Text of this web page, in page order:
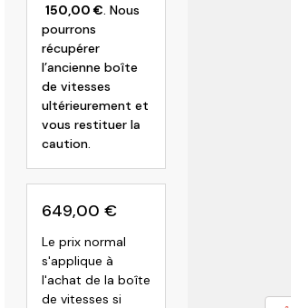
150,00 €. Nous
pourrons
récupérer
l’ancienne boîte
de vitesses
ultérieurement et
vous restituer la
caution.
649,00 €
Le prix normal
s'applique à
l'achat de la boîte
de vitesses si